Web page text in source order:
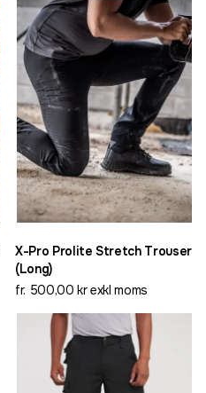
X-Pro Prolite Stretch Trouser
(Long)
fr. 500,00 kr exkl moms